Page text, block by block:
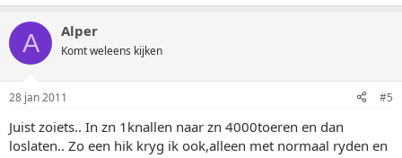
A Alper
Komt weleens kijken
28 jan 2011 #5
Juist zoiets.. In zn 1knallen naar zn 4000toeren en dan
loslaten.. Zo een hik kryg ik ook,alleen met normaal ryden en